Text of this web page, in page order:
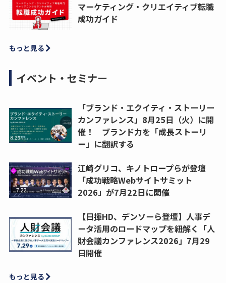
マーケティング・クリエイティブ転職
成功ガイド
もっと見る
イベント・セミナー
「ブランド・エクイティ・ストーリー
カンファレンス」8月25日（火）に開
催！ ブランド力を「成長ストーリ
ー」に翻訳する
江崎グリコ、キノトロープらが登壇
「成功戦略Webサイトサミット
2026」が7月22日に開催
【日揮HD、デンソーら登壇】人事デ
ータ活用のロードマップを紐解く「人
財会議カンファレンス2026」7月29
日開催
もっと見る